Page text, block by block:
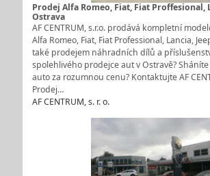
Prodej Alfa Romeo, Fiat, Fiat Proffesional,
Ostrava
AF CENTRUM, s.r.o. prodává kompletní
Alfa Romeo, Fiat, Fiat Professional, Lancia,
také prodejem náhradních dílů a
spolehlivého prodejce aut v Ostravě?
auto za rozumnou cenu? Kontaktujte AF
Prodej…
AF CENTRUM, s. r. o.